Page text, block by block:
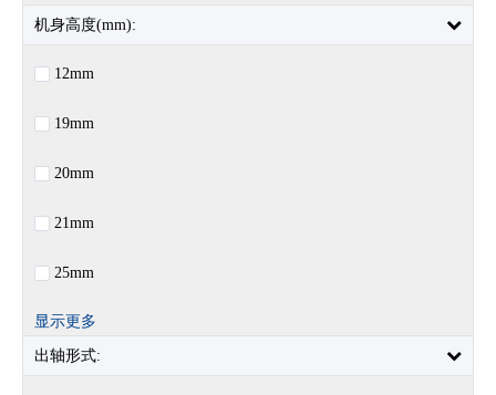
机身高度(mm):
12mm
19mm
20mm
21mm
25mm
显示更多
出轴形式: